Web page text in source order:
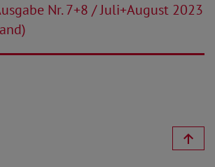
Nr. 7+8 / Juli+August 2023